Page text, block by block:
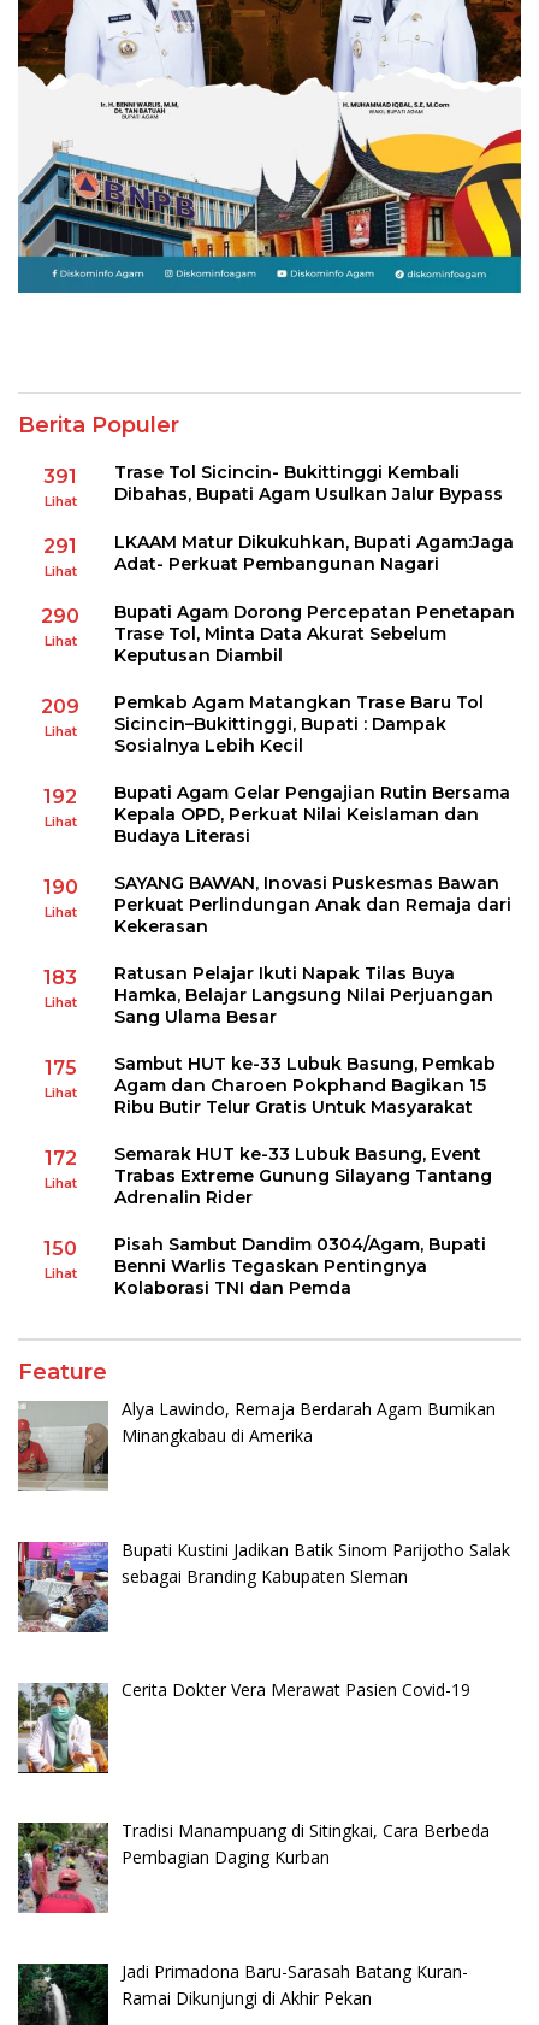
Berita Populer
391
Lihat
Trase Tol Sicincin- Bukittinggi Kembali
Dibahas, Bupati Agam Usulkan Jalur Bypass
291
Lihat
LKAAM Matur Dikukuhkan, Bupati Agam:Jaga
Adat- Perkuat Pembangunan Nagari
290
Lihat
Bupati Agam Dorong Percepatan Penetapan
Trase Tol, Minta Data Akurat Sebelum
Keputusan Diambil
209
Lihat
Pemkab Agam Matangkan Trase Baru Tol
Sicincin–Bukittinggi, Bupati : Dampak
Sosialnya Lebih Kecil
192
Lihat
Bupati Agam Gelar Pengajian Rutin Bersama
Kepala OPD, Perkuat Nilai Keislaman dan
Budaya Literasi
190
Lihat
SAYANG BAWAN, Inovasi Puskesmas Bawan
Perkuat Perlindungan Anak dan Remaja dari
Kekerasan
183
Lihat
Ratusan Pelajar Ikuti Napak Tilas Buya
Hamka, Belajar Langsung Nilai Perjuangan
Sang Ulama Besar
175
Lihat
Sambut HUT ke-33 Lubuk Basung, Pemkab
Agam dan Charoen Pokphand Bagikan 15
Ribu Butir Telur Gratis Untuk Masyarakat
172
Lihat
Semarak HUT ke-33 Lubuk Basung, Event
Trabas Extreme Gunung Silayang Tantang
Adrenalin Rider
150
Lihat
Pisah Sambut Dandim 0304/Agam, Bupati
Benni Warlis Tegaskan Pentingnya
Kolaborasi TNI dan Pemda
Feature
Alya Lawindo, Remaja Berdarah Agam Bumikan
Minangkabau di Amerika
Bupati Kustini Jadikan Batik Sinom Parijotho Salak
sebagai Branding Kabupaten Sleman
Cerita Dokter Vera Merawat Pasien Covid-19
Tradisi Manampuang di Sitingkai, Cara Berbeda
Pembagian Daging Kurban
Jadi Primadona Baru-Sarasah Batang Kuran-
Ramai Dikunjungi di Akhir Pekan